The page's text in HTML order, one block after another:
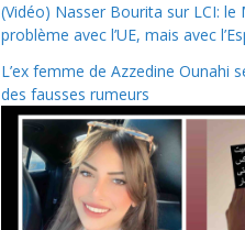
(Vidéo) Nasser Bourita sur LCI: le
problème avec l’UE, mais avec
L’ex femme de Azzedine Ounahi
des fausses rumeurs